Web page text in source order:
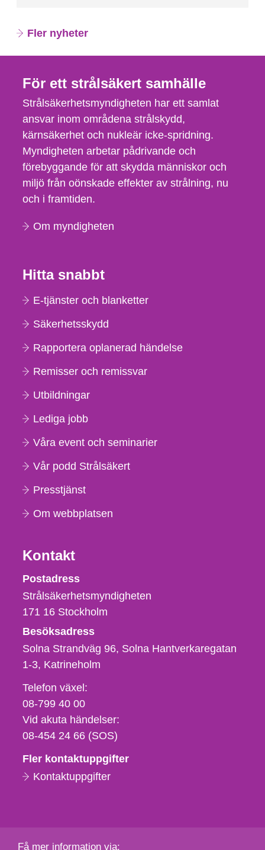
Fler nyheter
För ett strålsäkert samhälle
Strålsäkerhetsmyndigheten har ett samlat
ansvar inom områdena strålskydd,
kärnsäkerhet och nukleär icke-spridning.
Myndigheten arbetar pådrivande och
förebyggande för att skydda människor och
miljö från oönskade effekter av strålning, nu
och i framtiden.
Om myndigheten
Hitta snabbt
E-tjänster och blanketter
Säkerhetsskydd
Rapportera oplanerad händelse
Remisser och remissvar
Utbildningar
Lediga jobb
Våra event och seminarier
Vår podd Strålsäkert
Presstjänst
Om webbplatsen
Kontakt
Strålsäkerhetsmyndigheten
Postadress
Strålsäkerhetsmyndigheten
171 16 Stockholm
Besöksadress
Solna Strandväg 96, Solna Hantverkaregatan
1-3 Katrineholm
Telefon,
fax
och
e-
Telefon växel:
08-799 40 00
Vid akuta händelser:
08-454 24 66 (SOS)
Fler kontaktuppgifter
Kontaktuppgifter
Få mer information via: